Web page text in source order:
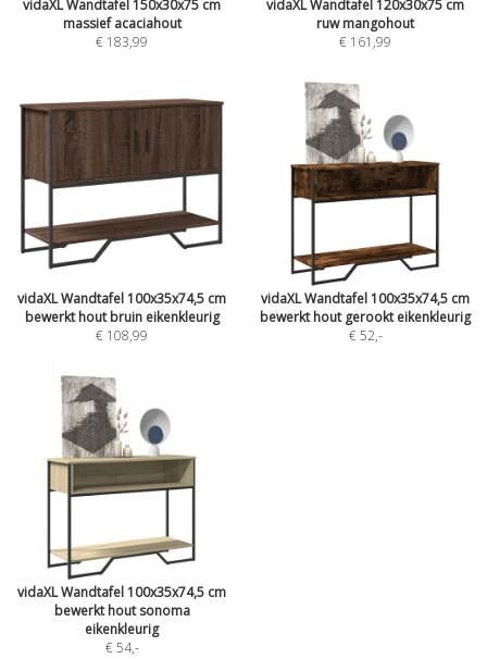
vidaXL Wandtafel 150x30x75 cm
massief acaciahout
€ 183,99
vidaXL Wandtafel 120x30x75 cm
ruw mangohout
€ 161,99
vidaXL Wandtafel 100x35x74,5 cm
bewerkt hout bruin eikenkleurig
€ 108,99
vidaXL Wandtafel 100x35x74,5 cm
bewerkt hout gerookt eikenkleurig
€ 52,-
vidaXL Wandtafel 100x35x74,5 cm
bewerkt hout sonoma
eikenkleurig
€ 54,-